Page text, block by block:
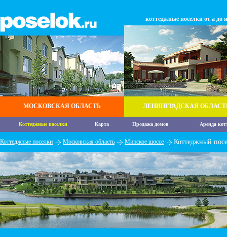
МОСКОВСКАЯ ОБЛАСТЬ
коттеджные поселки от а до я
ЛЕНИНГРАДСКАЯ
Коттеджные поселки Карта Продажа домов Аренда
Коттеджные поселки Московская область Минское шоссе Коттеджный